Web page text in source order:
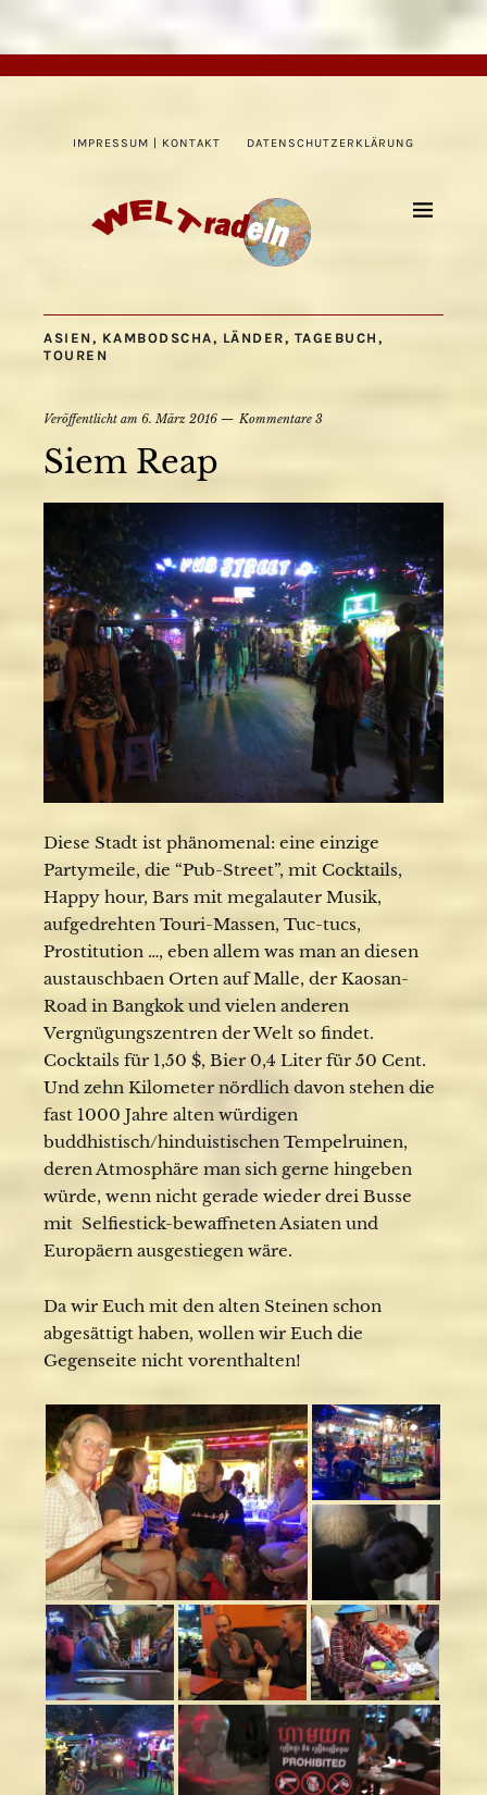
IMPRESSUM | KONTAKT DATENSCHUTZERKLÄRUNG
ASIEN, KAMBODSCHA, LÄNDER, TAGEBUCH ,
TOUREN
Veröffentlicht am 6. März 2016 Kommentare 3
Siem Reap
Diese Stadt ist phänomenal: eine einzige
Partymeile, die “Pub-Street”, mit Cocktails,
Happy hour, Bars mit megalauter Musik,
aufgedrehten Touri-Massen, Tuc-tucs,
Prostitution …, eben allem was man an diesen
austauschbaen Orten auf Malle, der Kaosan-
Road in Bangkok und vielen anderen
Vergnügungszentren der Welt so findet.
Cocktails für 1,50 $, Bier 0,4 Liter für 50 Cent.
Und zehn Kilometer nördlich davon stehen die
fast 1000 Jahre alten würdigen
buddhistisch/hinduistischen Tempelruinen,
deren Atmosphäre man sich gerne hingeben
würde, wenn nicht gerade wieder drei Busse
mit Selfiestick-bewaffneten Asiaten und
Europäern ausgestiegen wäre.
Da wir Euch mit den alten Steinen schon
abgesättigt haben, wollen wir Euch die
Gegenseite nicht vorenthalten!